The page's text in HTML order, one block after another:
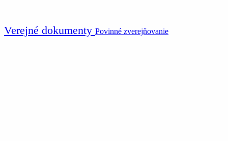
Verejné dokumenty Povinné zverejňovanie